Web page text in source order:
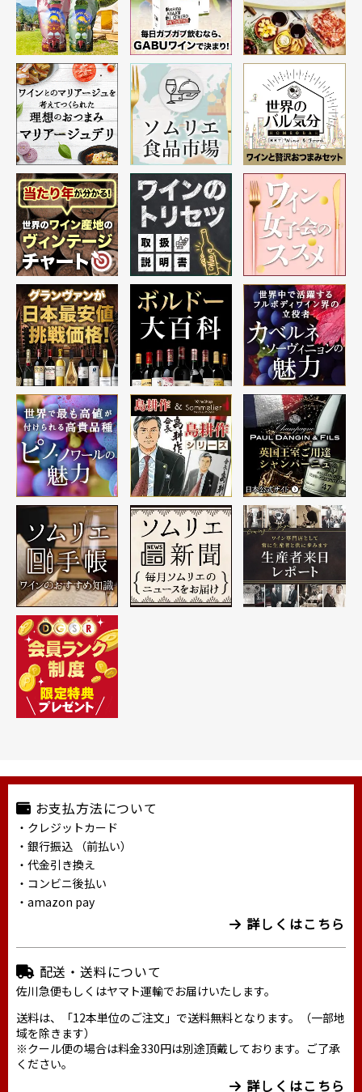
お支払方法について
・クレジットカード
・銀行振込 （前払い）
・代金引き換え
・コンビニ後払い
・amazon pay
詳しくはこちら
配送・送料について
佐川急便もしくはヤマト運輸でお届けいたします。
送料は、「12本単位のご注文」で送料無料となります。（一部地
域を除きます）
※クール便の場合は料金330円は別途頂戴しております。ご了承
ください。
詳しくはこちら